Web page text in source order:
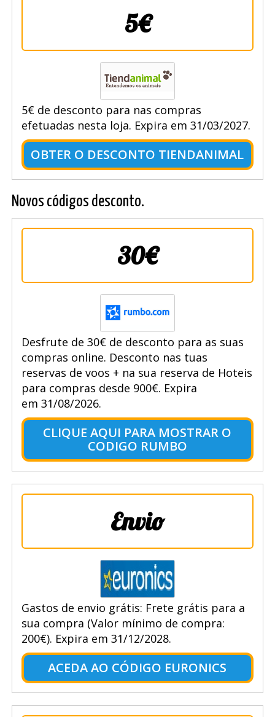
5€
5€ de desconto para nas compras
efetuadas nesta loja. Expira em 31/03/2027.
OBTER O DESCONTO TIENDANIMAL
Novos códigos desconto.
30€
Desfrute de 30€ de desconto para as suas
compras online. Desconto nas tuas
reservas de voos + na sua reserva de Hoteis
para compras desde 900€. Expira
em 31/08/2026.
CLIQUE AQUI PARA MOSTRAR O
CODIGO RUMBO
Envio
Gastos de envio grátis: Frete grátis para a
sua compra (Valor mínimo de compra:
200€). Expira em 31/12/2028.
ACEDA AO CÓDIGO EURONICS